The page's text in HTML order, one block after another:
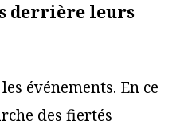
derrière leurs
événements. En ce
des fiertés